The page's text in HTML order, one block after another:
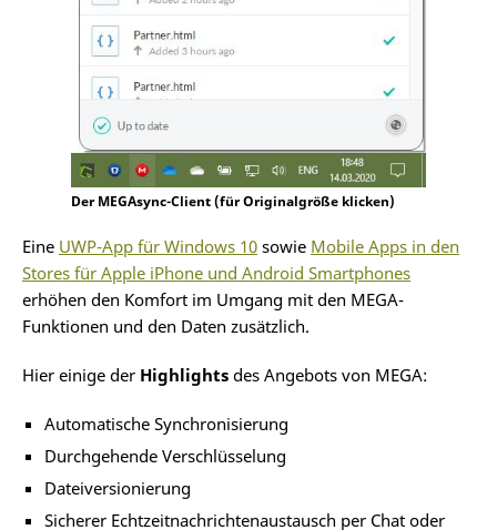
Der MEGAsync-Client (für Originalgröße klicken)
Eine UWP-App für Windows 10 sowie Mobile Apps in den
Stores für Apple iPhone und Android Smartphones
erhöhen den Komfort im Umgang mit den MEGA-
Funktionen und den Daten zusätzlich.
Hier einige der Highlights des Angebots von MEGA:
Automatische Synchronisierung
Durchgehende Verschlüsselung
Dateiversionierung
Sicherer Echtzeitnachrichtenaustausch per Chat oder